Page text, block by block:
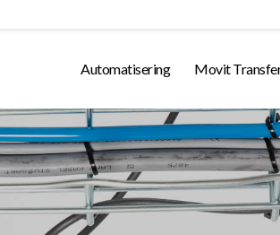
Automatisering Movit